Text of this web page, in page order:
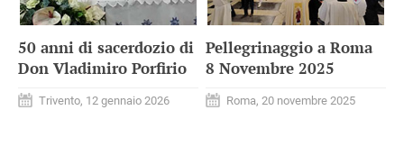
50 anni di sacerdozio di
Don Vladimiro Porfirio
Trivento, 12 gennaio 2026
Pellegrinaggio a Roma
8 Novembre 2025
Roma, 20 novembre 2025